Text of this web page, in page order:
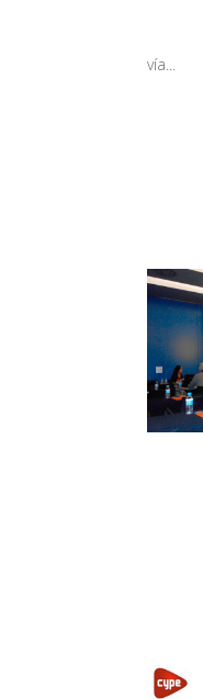
vía...